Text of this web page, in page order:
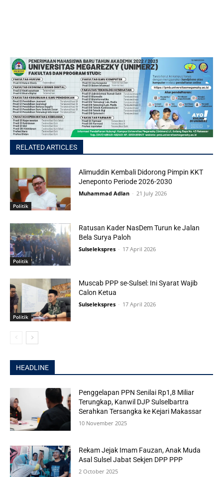
RELATED ARTICLES
Politik
Alimuddin Kembali Didorong Pimpin KKT
Jeneponto Periode 2026-2030
Muhammad Adlan - 21 July 2026
Politik
Ratusan Kader NasDem Turun ke Jalan
Bela Surya Paloh
Sulselekspres - 17 April 2026
Politik
Muscab PPP se-Sulsel: Ini Syarat Wajib
Calon Ketua
Sulselekspres - 17 April 2026
HEADLINE
Penggelapan PPN Senilai Rp1,8 Miliar
Terungkap, Kanwil DJP Sulselbartra
Serahkan Tersangka ke Kejari Makassar
10 November 2025
Rekam Jejak Imam Fauzan, Anak Muda
Asal Sulsel Jabat Sekjen DPP PPP
2 October 2025